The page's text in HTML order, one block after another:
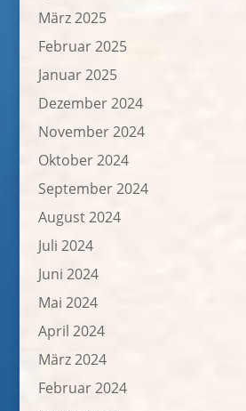
März 2025
Februar 2025
Januar 2025
Dezember 2024
November 2024
Oktober 2024
September 2024
August 2024
Juli 2024
Juni 2024
Mai 2024
April 2024
März 2024
Februar 2024